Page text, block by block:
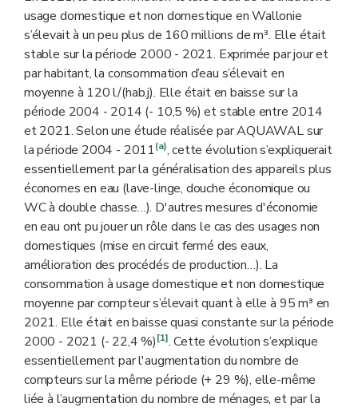
usage domestique et non domestique en Wallonie
s’élevait à un peu plus de 160 millions de m³. Elle était
stable sur la période 2000 - 2021. Exprimée par jour et
par habitant, la consommation d’eau s’élevait en
moyenne à 120 l/(hab.j). Elle était en baisse sur la
période 2004 - 2014 (- 10,5 %) et stable entre 2014
et 2021. Selon une étude réalisée par AQUAWAL sur
la période 2004 - 2011(a), cette évolution s’expliquerait
essentiellement par la généralisation des appareils plus
économes en eau (lave-linge, douche économique ou
WC à double chasse…). D'autres mesures d'économie
en eau ont pu jouer un rôle dans le cas des usages non
domestiques (mise en circuit fermé des eaux,
amélioration des procédés de production…). La
consommation à usage domestique et non domestique
moyenne par compteur s’élevait quant à elle à 95 m³ en
2021. Elle était en baisse quasi constante sur la période
2000 - 2021 (- 22,4 %)[1]. Cette évolution s’explique
essentiellement par l'augmentation du nombre de
compteurs sur la même période (+ 29 %), elle-même
liée à l’augmentation du nombre de ménages, et par la